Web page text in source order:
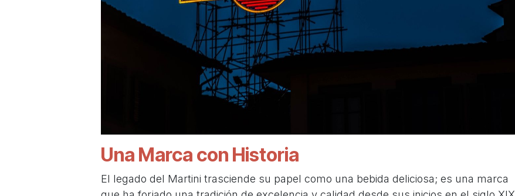
Una Marca con Historia
El legado del Martini trasciende su papel como una bebida deliciosa; es una marca